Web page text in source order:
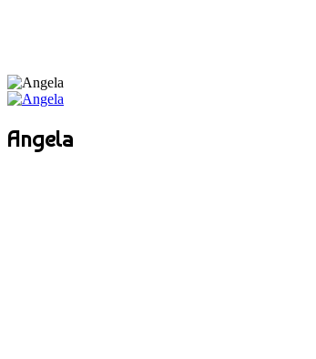
Angela